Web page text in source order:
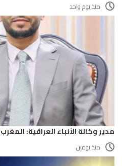
منذ يوم واحد
مدير وكالة الأنباء العراقية:
منذ يومين